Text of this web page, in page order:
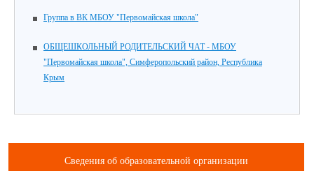
Группа в ВК МБОУ "Первомайская школа"
ОБЩЕШКОЛЬНЫЙ РОДИТЕЛЬСКИЙ ЧАТ - МБОУ
"Первомайская школа", Симферопольский район, Республика
Крым
Сведения об образовательной организации